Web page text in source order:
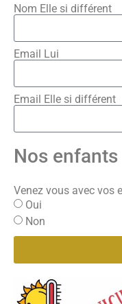
Nom Elle si différent
Email Lui
Email Elle si différent
Nos enfants
Venez vous avec vos
Oui
Non